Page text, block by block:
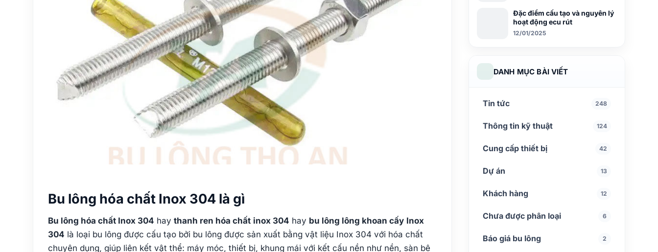
Bu lông hóa chất Inox 304 là gì
Bu lông hóa chất Inox 304 hay thanh ren hóa chất inox 304 hay bu lông lông khoan cấy Inox
304 là loại bu lông được cấu tạo bởi bu lông được sản xuất bằng vật liệu Inox 304 với hóa chất
chuyên dụng, giúp liên kết vật thể: máy móc, thiết bị, khung mái với kết cấu nền như nền, sàn bê
Đặc điểm cấu tạo và nguyên lý
hoạt động ecu rút
12/01/2025
DANH MỤC BÀI VIẾT
Tin tức 248
Thông tin kỹ thuật 124
Cung cấp thiết bị 42
Dự án 13
Khách hàng 12
Chưa được phân loại 6
Báo giá bu lông 2